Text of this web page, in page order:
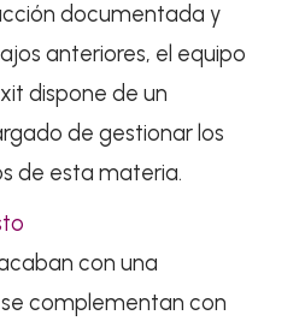
documentada y
anteriores, el equipo
dispone de un
de gestionar los
de esta materia.
con una
complementan con